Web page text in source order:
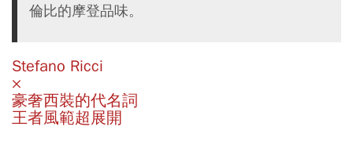
倫比的摩登品味。
Stefano Ricci
×
豪奢西裝的代名詞
王者風範超展開